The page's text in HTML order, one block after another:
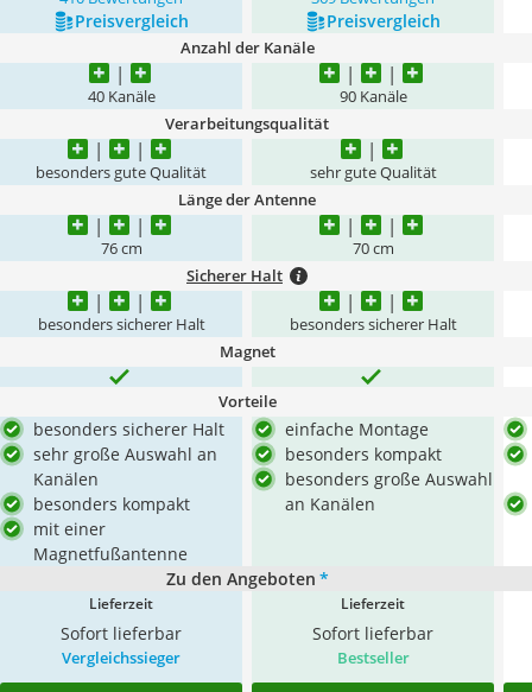
Preis­vergleich Preis­vergleich
Anzahl der Kanäle
40 Kanäle 90 Kanäle
Verarbeitungsqualität
besonders gute Qualität sehr gute Qualität
Länge der Antenne
76 cm 70 cm
Sicherer Halt
besonders sicherer Halt besonders sicherer Halt
Magnet
Vorteile
besonders sicherer Halt
sehr große Auswahl an
Kanälen
besonders kompakt
mit einer
Magnetfußantenne
einfache Montage
besonders kompakt
besonders große Auswahl
an Kanälen
Zu den Angeboten *
Lieferzeit
Sofort lieferbar
Lieferzeit
Sofort lieferbar
Vergleichssieger Bestseller